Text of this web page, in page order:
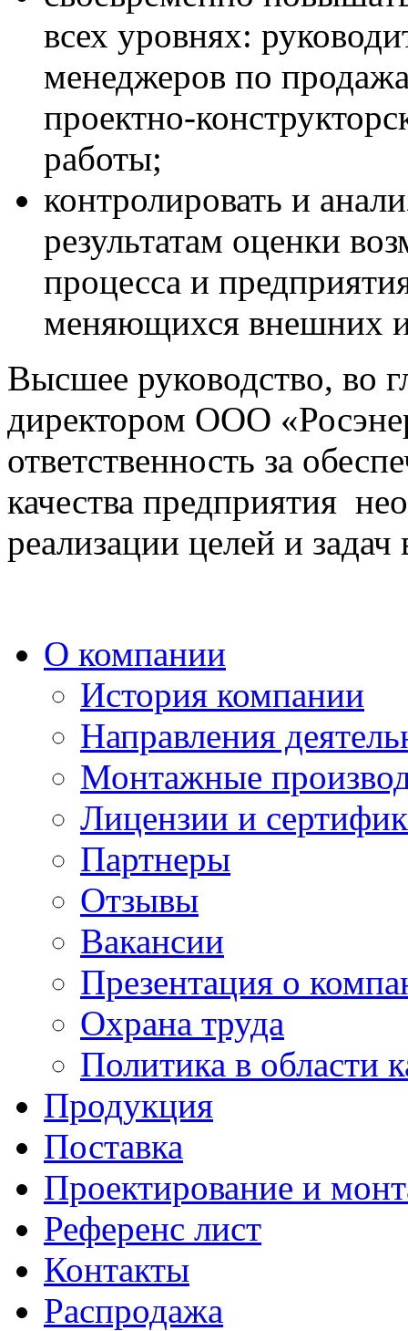
всех уровнях:
менеджеров по
проектно-
работы;
контролировать и
результатам оценки
процесса и
меняющихся внешних
Высшее руководство, во
директором ООО
ответственность за
качества предприятия
реализации целей и задач
О компании
История компании
Направления
Монтажные
Лицензии и
Партнеры
Отзывы
Вакансии
Презентация о
Охрана труда
Политика в области
Продукция
Поставка
Проектирование и
Референс лист
Контакты
Распродажа